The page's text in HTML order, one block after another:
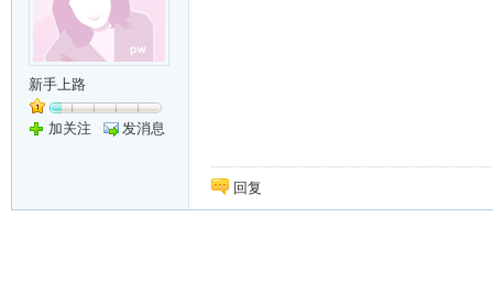
新手上路
加关注 发消息
回复